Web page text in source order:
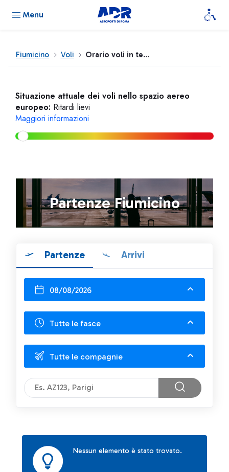
Menu
Fiumicino Voli Orario voli in tempo reale
Situazione attuale dei voli nello spazio aereo
europeo: Ritardi lievi
Maggiori informazioni
Partenze Fiumicino
Partenze Arrivi
08/08/2026
Tutte le fasce
Tutte le compagnie
Nessun elemento è stato trovato.